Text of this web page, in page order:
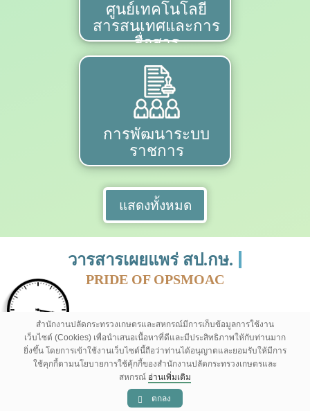
ศูนย์เทคโนโลยี
สารสนเทศและการ
สื่อสาร
การพัฒนาระบบ
ราชการ
แสดงทั้งหมด
วารสารเผยแพร่ สป.กษ.
PRIDE OF OPSMOAC
สำนักงานปลัดกระทรวงเกษตรและสหกรณ์มีการเก็บข้อมูลการใช้งาน
เว็บไซต์ (Cookies) เพื่อนำเสนอเนื้อหาที่ดีและมีประสิทธิภาพให้กับท่านมาก
ยิ่งขึ้น โดยการเข้าใช้งานเว็บไซต์นี้ถือว่าท่านได้อนุญาตและยอมรับให้มีการ
ใช้คุกกี้ตามนโยบายการใช้คุ้กกี้ของสำนักงานปลัดกระทรวงเกษตรและ
สหกรณ์ อ่านเพิ่มเติม
ตกลง